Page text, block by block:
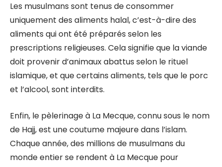
Les musulmans sont tenus de consommer
uniquement des aliments halal, c’est-à-dire des
aliments qui ont été préparés selon les
prescriptions religieuses. Cela signifie que la viande
doit provenir d’animaux abattus selon le rituel
islamique, et que certains aliments, tels que le porc
et l’alcool, sont interdits.
Enfin, le pèlerinage à La Mecque, connu sous le nom
de Hajj, est une coutume majeure dans l’islam.
Chaque année, des millions de musulmans du
monde entier se rendent à La Mecque pour